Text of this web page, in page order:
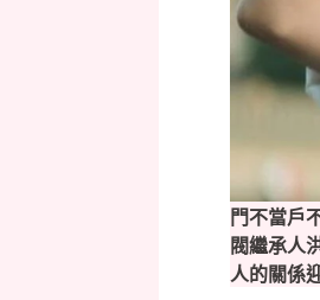
門不當戶
閥繼承人
人的關係